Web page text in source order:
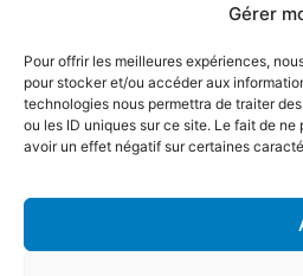
Gérer
Pour offrir les meilleures expériences,
pour stocker et/ou accéder aux
technologies nous permettra de traiter
ou les ID uniques sur ce site. Le fait de
avoir un effet négatif sur certaines